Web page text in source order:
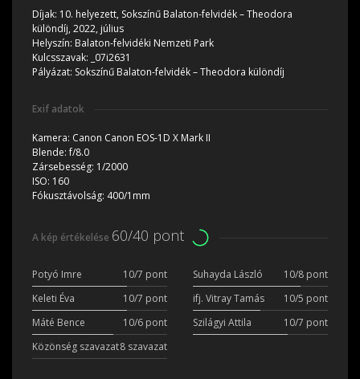
Díjak: 10. helyezett, Sokszínű Balaton-felvidék – Theodora
különdíj, 2022, július
Helyszín: Balaton-felvidéki Nemzeti Park
Kulcsszavak: _07i2631
Pályázat: Sokszínű Balaton-felvidék – Theodora különdíj
Exif adatok
Kamera: Canon Canon EOS-1D X Mark II
Blende:f/8.0
Zársebesség: 1/2000
ISO: 160
Fókusztávolság: 400/1mm
A kép értékelése 60/40 pont
Potyó Imre 10/7 pont Suhayda László
10/8 pont
Keleti Éva
10/7 pont ifj. Vitray Tamás
10/5 pont
Máté Bence
10/6 pont Szilágyi Attila
10/7 pont
Közönség szavazat8 szavazat